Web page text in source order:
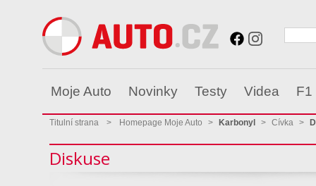
Moje Auto Novinky Testy Videa F1
Titulní strana > Homepage Moje Auto > Karbonyl > Cívka >
Diskuse